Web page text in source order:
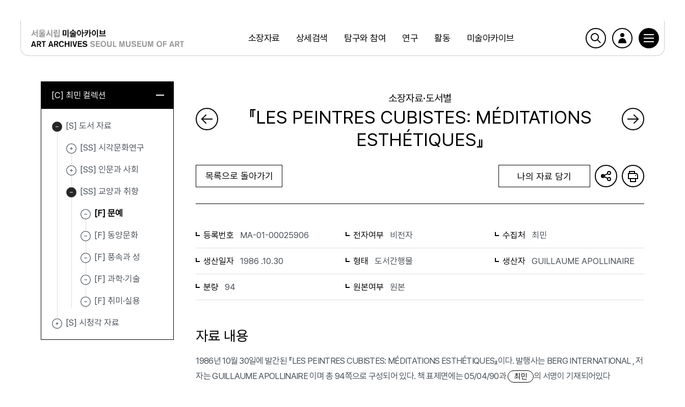
소장자료 상세검색 탐구와 참여 연구 활동 미술아카이브
검색
로그인
[C] 최민 컬렉션
[S] 도서 자료
[SS] 시각문화연구
[SS] 인문과 사회
[SS] 교양과 취향
[F] 문예
[F] 동양문화
[F] 풍속과 성
[F] 과학·기술
[F] 취미·실용
[S] 시청각 자료
소장자료·도서별
『LES PEINTRES CUBISTES: MÉDITATIONS
ESTHÉTIQUES』
목록으로 돌아가기 나의 자료 담기
등록번호 MA-01-00025906 전자여부 비전자 수집처 최민
생산일자 1986 .10.30 형태 도서간행물 생산자 GUILLAUME APOLLINAIRE
분량 94 원본여부 원본
자료 내용
1986년 10월 30일에 발간된 『LES PEINTRES CUBISTES: MÉDITATIONS ESTHÉTIQUES』이다. 발행사는 BERG INTERNATIONAL , 저
자는 GUILLAUME APOLLINAIRE 이며 총 94쪽으로 구성되어 있다. 책 표제면에는 05/04/90과
최민 의 서명이 기재되어있다